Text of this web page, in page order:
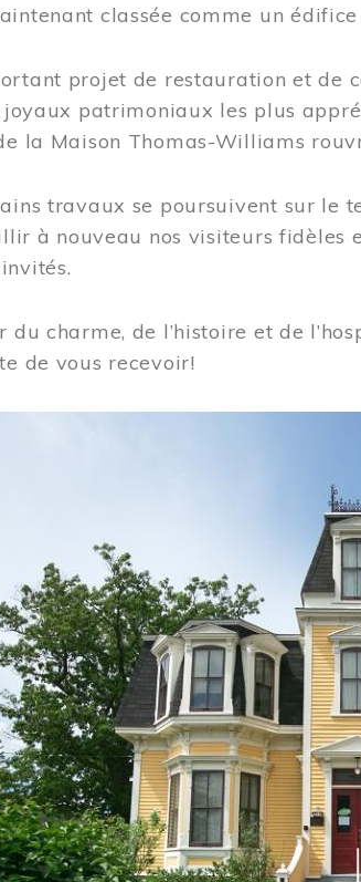
classée comme un
projet de restauration et de
joyaux patrimoniaux les plus
la Maison Thomas-Williams
travaux se poursuivent sur le
à nouveau nos visiteurs
du charme, de l’histoire et de
de vous recevoir!